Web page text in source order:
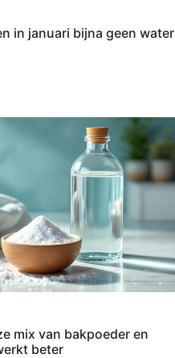
in januari bijna geen water
mix van bakpoeder en
beter